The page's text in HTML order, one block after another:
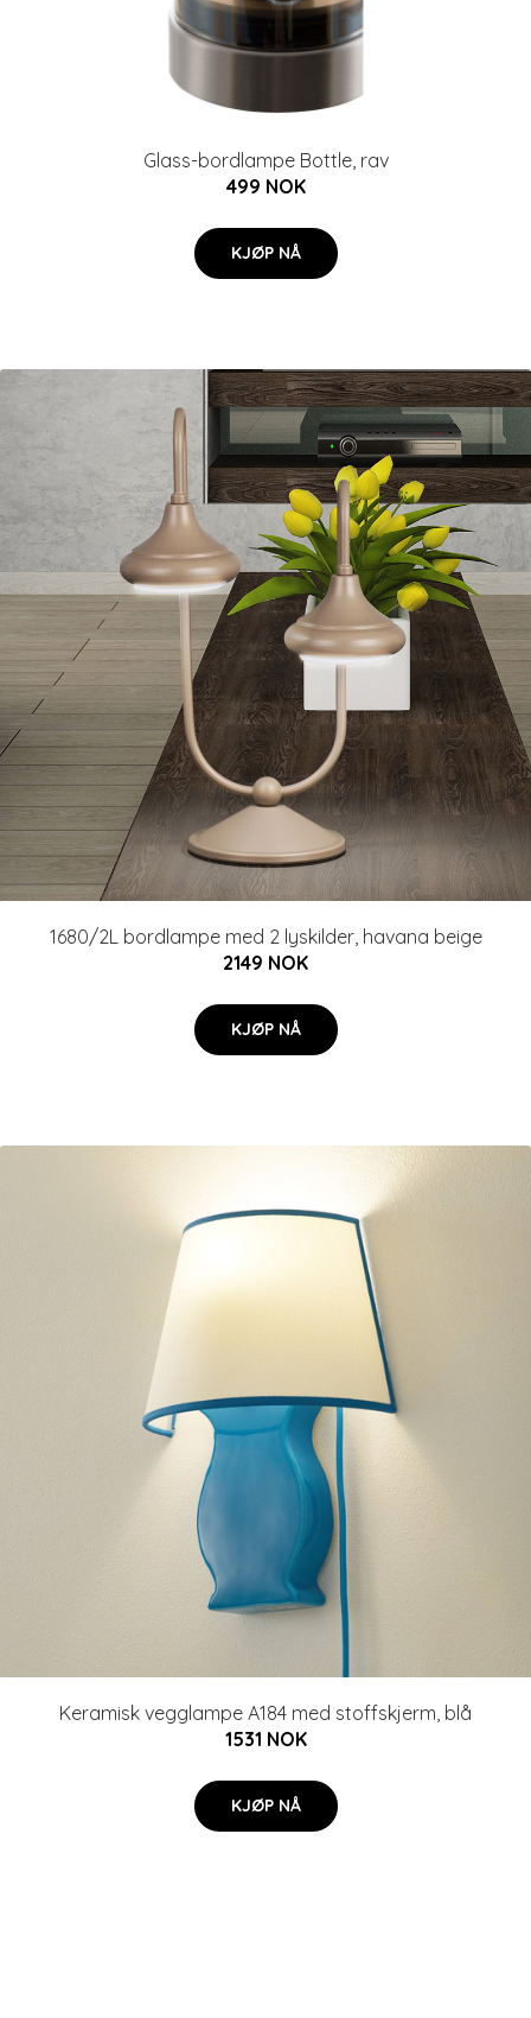
Glass-bordlampe Bottle, rav
499 NOK
KJØP NÅ
1680/2L bordlampe med 2 lyskilder, havana beige
2149 NOK
KJØP NÅ
Keramisk vegglampe A184 med stoffskjerm, blå
1531 NOK
KJØP NÅ